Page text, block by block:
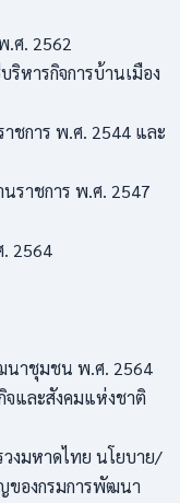
ศ. 2562
หารกิจการบ้านเมือง
าชการ พ.ศ. 2544 และ
ราชการ พ.ศ. 2547
2564
นาชุมชน พ.ศ. 2564
และสังคมแห่งชาติ
งมหาดไทย นโยบาย/
ของกรมการพัฒนา